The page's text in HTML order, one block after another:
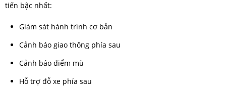
tiến bậc nhất:
Giám sát hành trình cơ bản
Cảnh báo giao thông phía sau
Cảnh báo điểm mù
Hỗ trợ đỗ xe phía sau